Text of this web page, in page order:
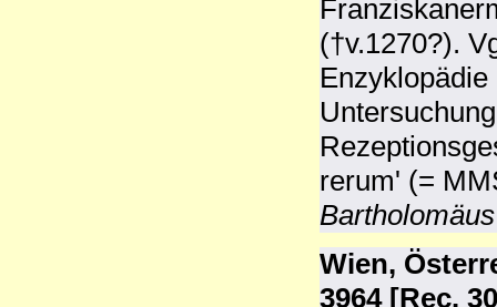
(†v.1270?).
rerum' (=
Wien,
3964 [Rec.